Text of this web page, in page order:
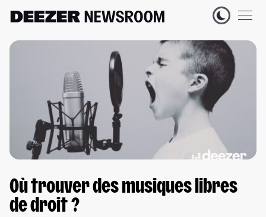
Où trouver des musiques libres
de droit ?